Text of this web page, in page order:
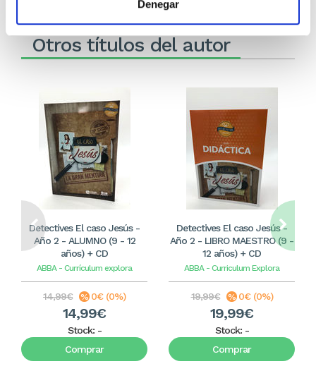
Denegar
Otros títulos del autor
Detectives El caso Jesús -
Año 2 - ALUMNO (9 - 12
años) + CD
ABBA - Currículum explora
14,99€ 0€ (0%)
14,99€
Stock: -
Comprar
Detectives El caso Jesús -
Año 2 - LIBRO MAESTRO (9 -
12 años) + CD
ABBA - Curriculum Explora
19,99€ 0€ (0%)
19,99€
Stock: -
Comprar